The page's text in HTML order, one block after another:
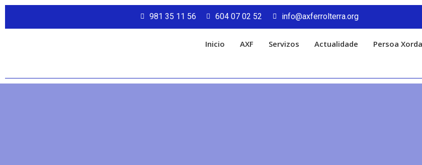
981 35 11 56 604 07 02 52 info@axferrolterra.org
Inicio AXF Servizos Actualidade Persoa Xorda